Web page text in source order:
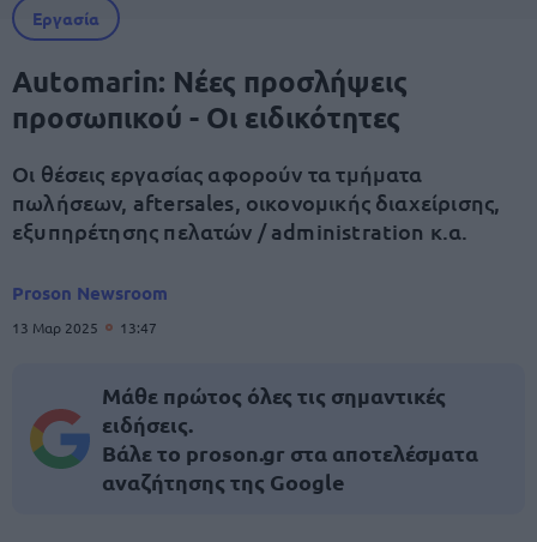
Εργασία
Automarin: Νέες προσλήψεις
προσωπικού - Οι ειδικότητες
Οι θέσεις εργασίας αφορούν τα τμήματα
πωλήσεων, aftersales, oικονομικής διαχείρισης,
εξυπηρέτησης πελατών / administration κ.α.
Proson Newsroom
13 Μαρ 2025 13:47
Μάθε πρώτος όλες τις σημαντικές
ειδήσεις.
Βάλε το proson.gr στα αποτελέσματα
αναζήτησης της Google